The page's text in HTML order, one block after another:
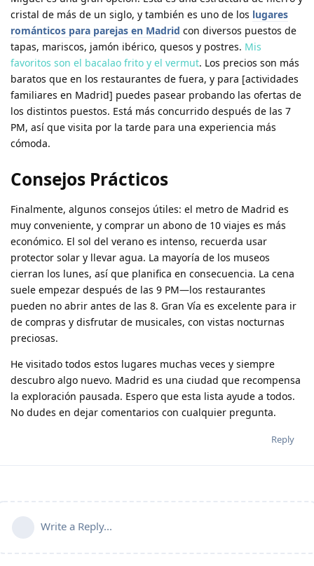
cristal de más de un siglo, y también es uno de los lugares
románticos para parejas en Madrid con diversos puestos de
tapas, mariscos, jamón ibérico, quesos y postres. Mis
favoritos son el bacalao frito y el vermut. Los precios son más
baratos que en los restaurantes de fuera, y para [actividades
familiares en Madrid] puedes pasear probando las ofertas de
los distintos puestos. Está más concurrido después de las 7
PM, así que visita por la tarde para una experiencia más
cómoda.
Consejos Prácticos
Finalmente, algunos consejos útiles: el metro de Madrid es
muy conveniente, y comprar un abono de 10 viajes es más
económico. El sol del verano es intenso, recuerda usar
protector solar y llevar agua. La mayoría de los museos
cierran los lunes, así que planifica en consecuencia. La cena
suele empezar después de las 9 PM—los restaurantes
pueden no abrir antes de las 8. Gran Vía es excelente para ir
de compras y disfrutar de musicales, con vistas nocturnas
preciosas.
He visitado todos estos lugares muchas veces y siempre
descubro algo nuevo. Madrid es una ciudad que recompensa
la exploración pausada. Espero que esta lista ayude a todos.
No dudes en dejar comentarios con cualquier pregunta.
Reply
Write a Reply...